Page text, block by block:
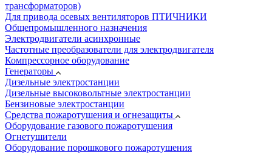
трансформаторов)
Для привода осевых вентиляторов ПТИЧНИКИ
Общепромышленного назначения
Электродвигатели асинхронные
Частотные преобразователи для электродвигателя
Компрессорное оборудование
Генераторы
Дизельные электростанции
Дизельные высоковольтные электростанции
Бензиновые электростанции
Средства пожаротушения и огнезащиты
Оборудование газового пожаротушения
Огнетушители
Оборудование порошкового пожаротушения